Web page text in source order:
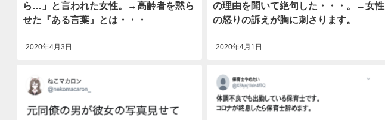
ら…」と言われた女性。→高齢者を黙ら
せた『ある言葉』とは・・・
2020年4月3日
の理由を聞いて絶句した・・・。→女性
の怒りの訴えが胸に刺さります。
2020年4月1日